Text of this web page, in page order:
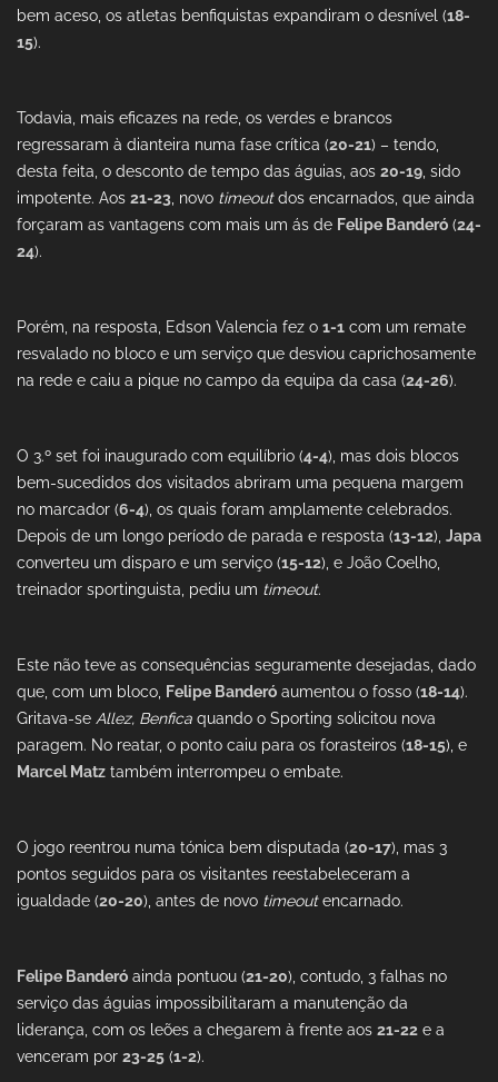
bem aceso, os atletas benfiquistas expandiram o desnível (18-
15).
Todavia, mais eficazes na rede, os verdes e brancos
regressaram à dianteira numa fase crítica (20-21) – tendo,
desta feita, o desconto de tempo das águias, aos 20-19 , sido
impotente. Aos 21-23 , novo timeoutdos encarnados, que ainda
forçaram as vantagens com mais um ás de Felipe Banderó (24-
24).
Porém, na resposta, Edson Valencia fez o 1-1 com um remate
resvalado no bloco e um serviço que desviou caprichosamente
na rede e caiu a pique no campo da equipa da casa (24-26).
O 3.º set foi inaugurado com equilíbrio (4-4), mas dois blocos
bem-sucedidos dos visitados abriram uma pequena margem
no marcador (6-4), os quais foram amplamente celebrados.
Depois de um longo período de parada e resposta (13-12), Japa
converteu um disparo e um serviço (15-12), e João Coelho,
treinador sportinguista, pediu um timeout.
Este não teve as consequências seguramente desejadas, dado
que, com um bloco,
Felipe Banderó aumentou o fosso (18-14).
Gritava-se Allez, Benfica quando o Sporting solicitou nova
paragem. No reatar, o ponto caiu para os forasteiros (18-15), e
Marcel Matz também interrompeu o embate.
O jogo reentrou numa tónica bem disputada (20-17), mas 3
pontos seguidos para os visitantes reestabeleceram a
igualdade (20-20), antes de novo timeoutencarnado.
Felipe Banderó ainda pontuou (21-20), contudo, 3 falhas no
serviço das águias impossibilitaram a manutenção da
liderança, com os leões a chegarem à frente aos 21-22 e a
venceram por 23-25 (1-2).